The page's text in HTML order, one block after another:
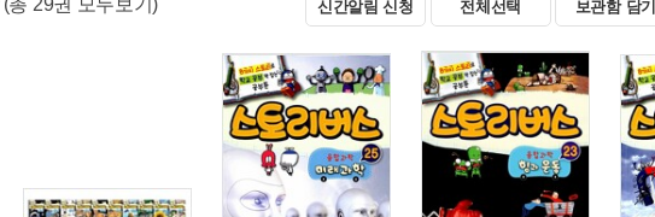
신간알림 신청 전체선택 보관함 담기